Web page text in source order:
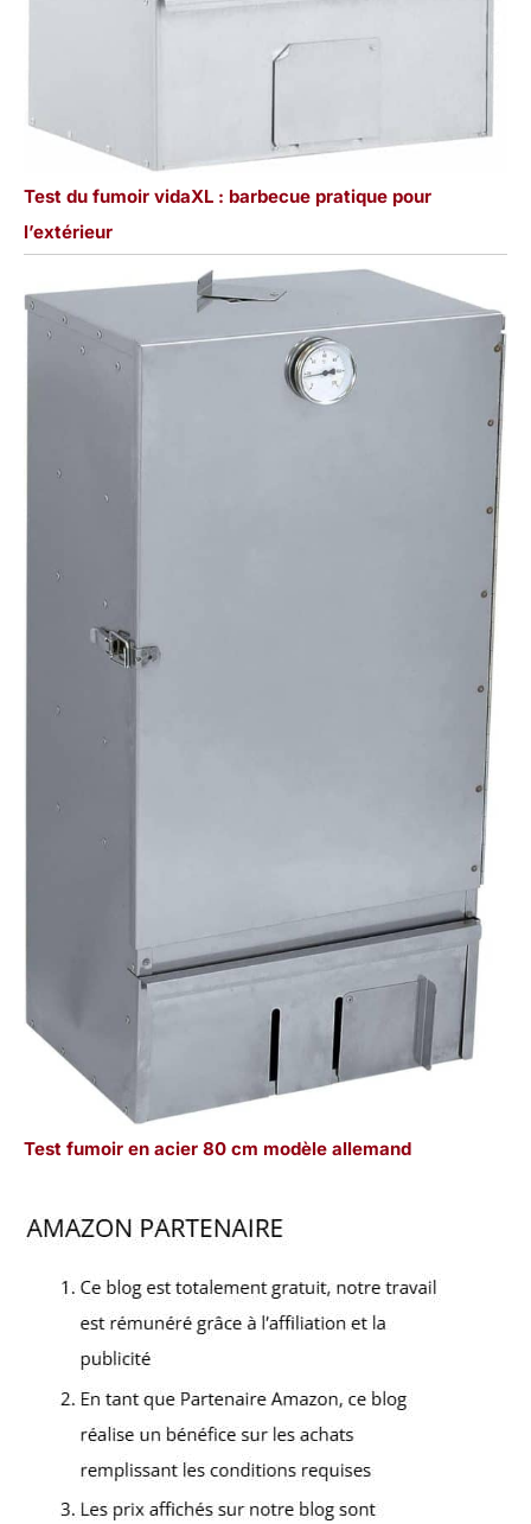
Test du fumoir vidaXL : barbecue pratique pour
l’extérieur
Test fumoir en acier 80 cm modèle allemand